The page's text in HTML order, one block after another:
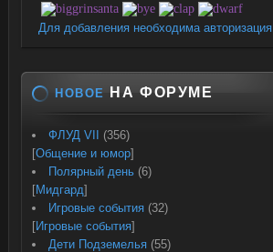
Для добавления необходима авторизация
НОВОЕ НА ФОРУМЕ
ФЛУД VII
(356)
[Общение и юмор]
Полярный день (6)
[Мидгард]
Игровые события (32)
[Игровые события]
Дети Подземелья (55)